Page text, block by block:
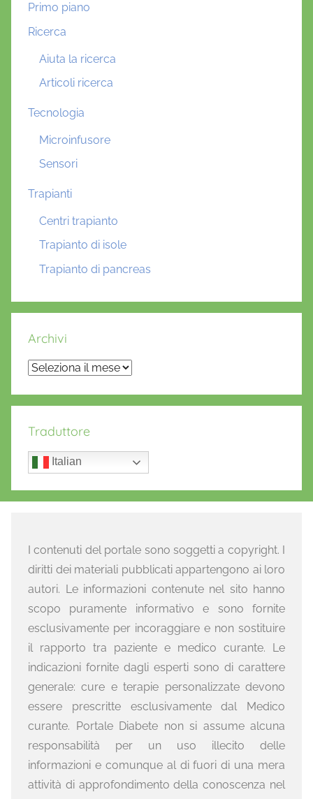
Primo piano
Ricerca
Aiuta la ricerca
Articoli ricerca
Tecnologia
Microinfusore
Sensori
Trapianti
Centri trapianto
Trapianto di isole
Trapianto di pancreas
Archivi
Archivi
Traduttore
Italian
I contenuti del portale sono soggetti a copyright. I
diritti dei materiali pubblicati appartengono ai loro
autori. Le informazioni contenute nel sito hanno
scopo puramente informativo e sono fornite
esclusivamente per incoraggiare e non sostituire
il rapporto tra paziente e medico curante. Le
indicazioni fornite dagli esperti sono di carattere
generale: cure e terapie personalizzate devono
essere prescritte esclusivamente dal Medico
curante. Portale Diabete non si assume alcuna
responsabilità per un uso illecito delle
informazioni e comunque al di fuori di una mera
attività di approfondimento della conoscenza nel